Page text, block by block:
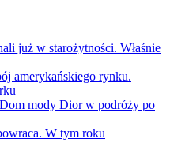
już w starożytności. Właśnie
amerykańskiego rynku.
mody Dior w podróży po
W tym roku